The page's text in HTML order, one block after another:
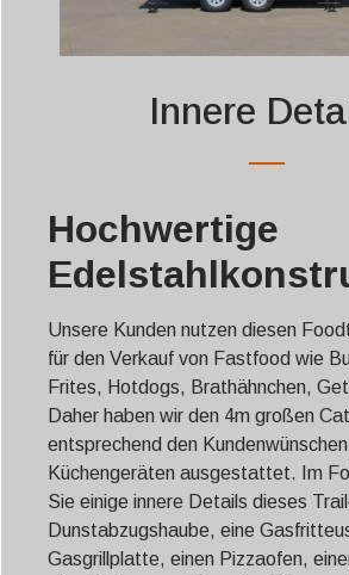
Innere
Hochwertige
Unsere Kunden nutzen diesen
für den Verkauf von Fastfood wie
Frites, Hotdogs, Brathähnchen,
Daher haben wir den 4m großen
entsprechend den
Küchengeräten ausgestattet. Im
Sie einige innere Details dieses
Dunstabzugshaube, eine
Gasgrillplatte, einen Pizzaofen,